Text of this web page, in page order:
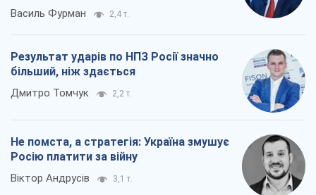
Василь Фурман 2,4 т.
Результат ударів по НПЗ Росії значно
більший, ніж здається
Дмитро Томчук 2,2 т.
Не помста, а стратегія: Україна змушує
Росію платити за війну
Віктор Андрусів 3,1 т.